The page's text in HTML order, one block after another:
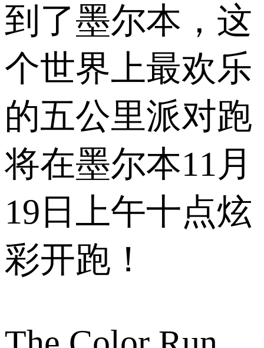
到了墨尔本，这
个世界上最欢乐
的五公里派对跑
将在墨尔本11月
19日上午十点炫
彩开跑！